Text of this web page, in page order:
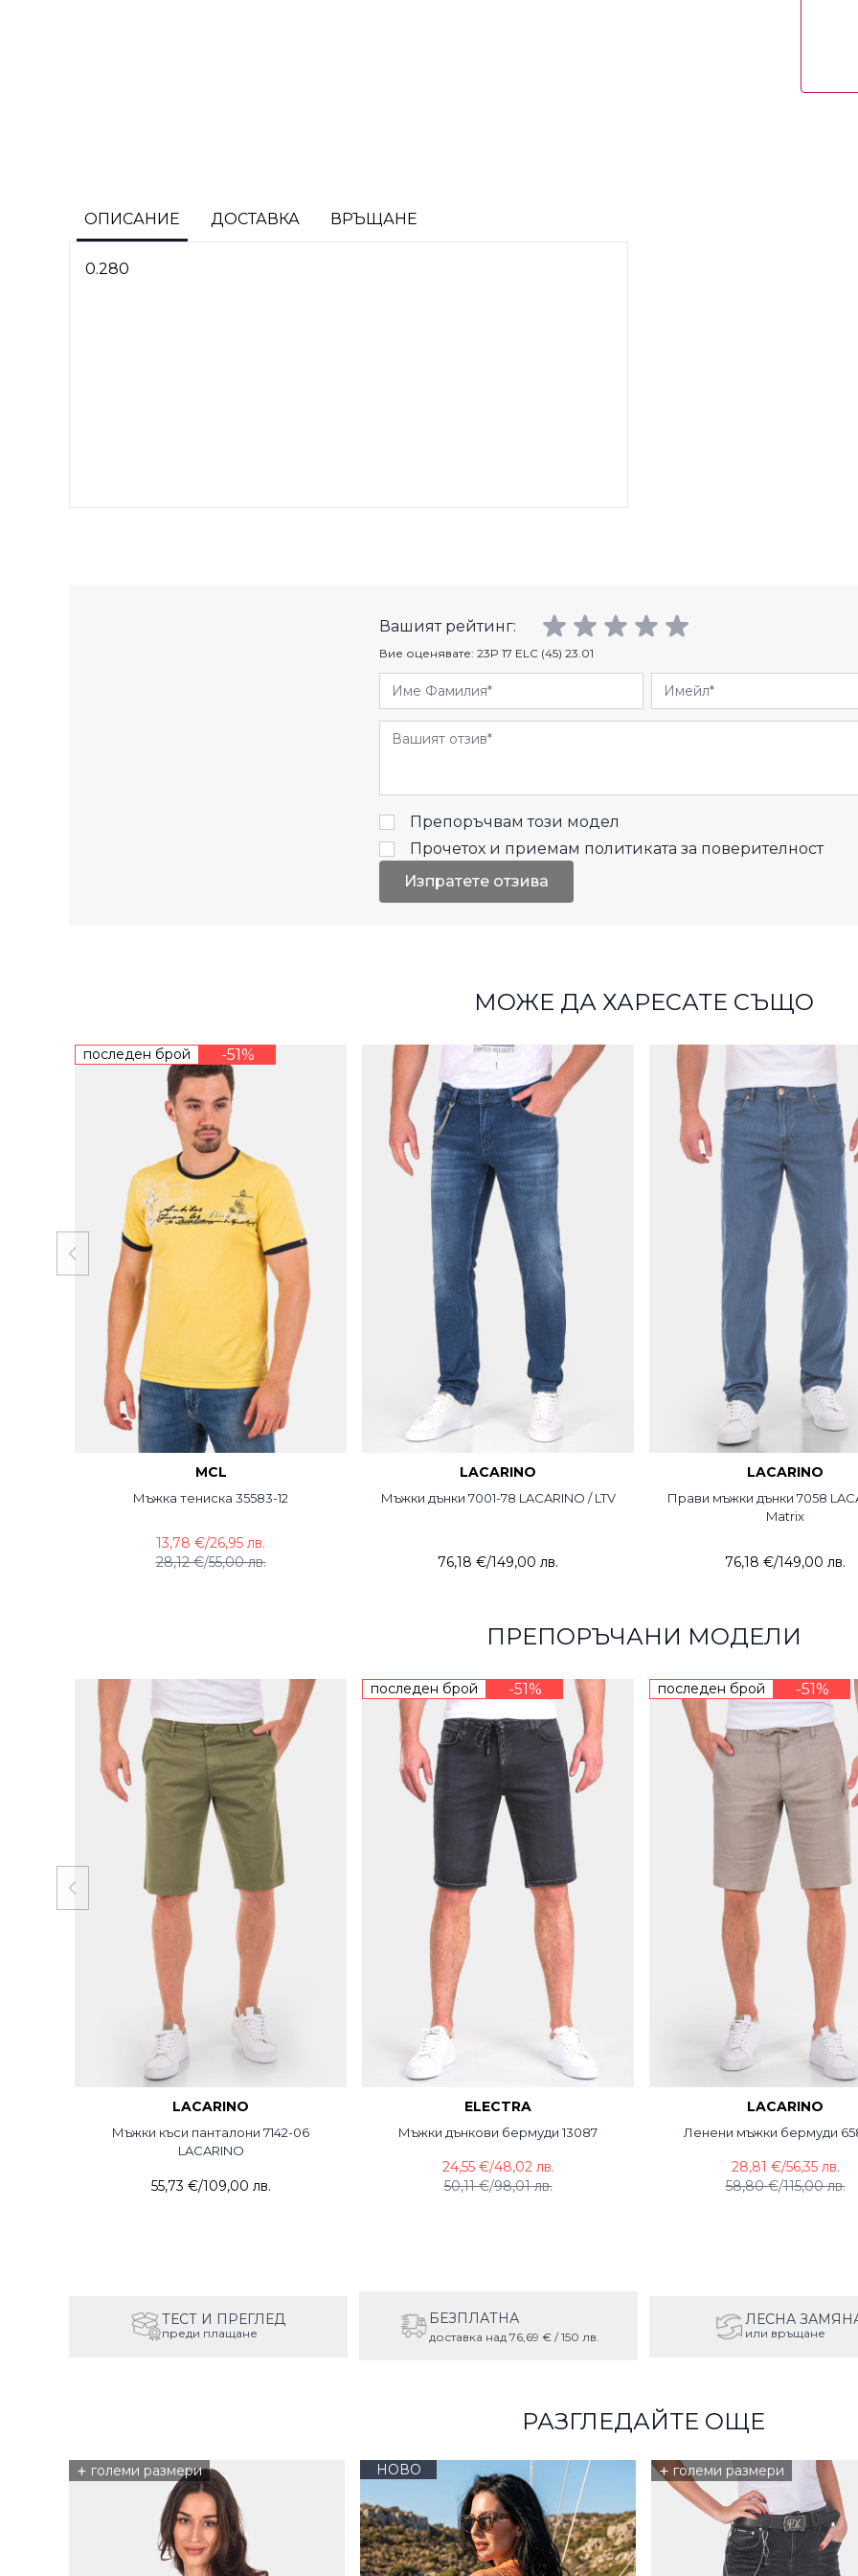
ОПИСАНИЕ
0.280
ДОСТАВКА ВРЪЩАНЕ
Вашият рейтинг:
Вие оценявате: 23P 17 ELC (45) 23.01
Име Фамилия Имейл
Отзиви
Препоръчвам този модел
Прочетох и приемам политиката за поверителност
Изпратете отзива
МОЖЕ ДА ХАРЕСАТЕ СЪЩО
последен брой -51%
MCL
Мъжка тениска 35583-12
28,12 €/55,00 лв.
13,78 €/26,95 лв.
LACARINO
Мъжки дънки 7001-78 LACARINO / LTV
76,18 €/149,00 лв.
LACARINO
Прави мъжки дънки 7058
Matrix
76,18 €/149,00 лв.
ПРЕПОРЪЧАНИ МОДЕЛИ
LACARINO
Мъжки къси панталони 7142-06
LACARINO
55,73 €/109,00 лв.
последен брой -51%
ELECTRA
Мъжки дънкови бермуди 13087
50,11 €/98,01 лв.
24,55 €/48,02 лв.
последен брой -51%
LACARINO
Ленени мъжки бермуди
58,80 €/115,00 лв.
28,81 €/56,35 лв.
ТЕСТ И ПРЕГЛЕД
преди плащане
БЕЗПЛАТНА
доставка над 76,69 € / 150 лв.
ЛЕСНА
или връщане
РАЗГЛЕДАЙТЕ ОЩЕ
+ големи размери НОВО + големи размери